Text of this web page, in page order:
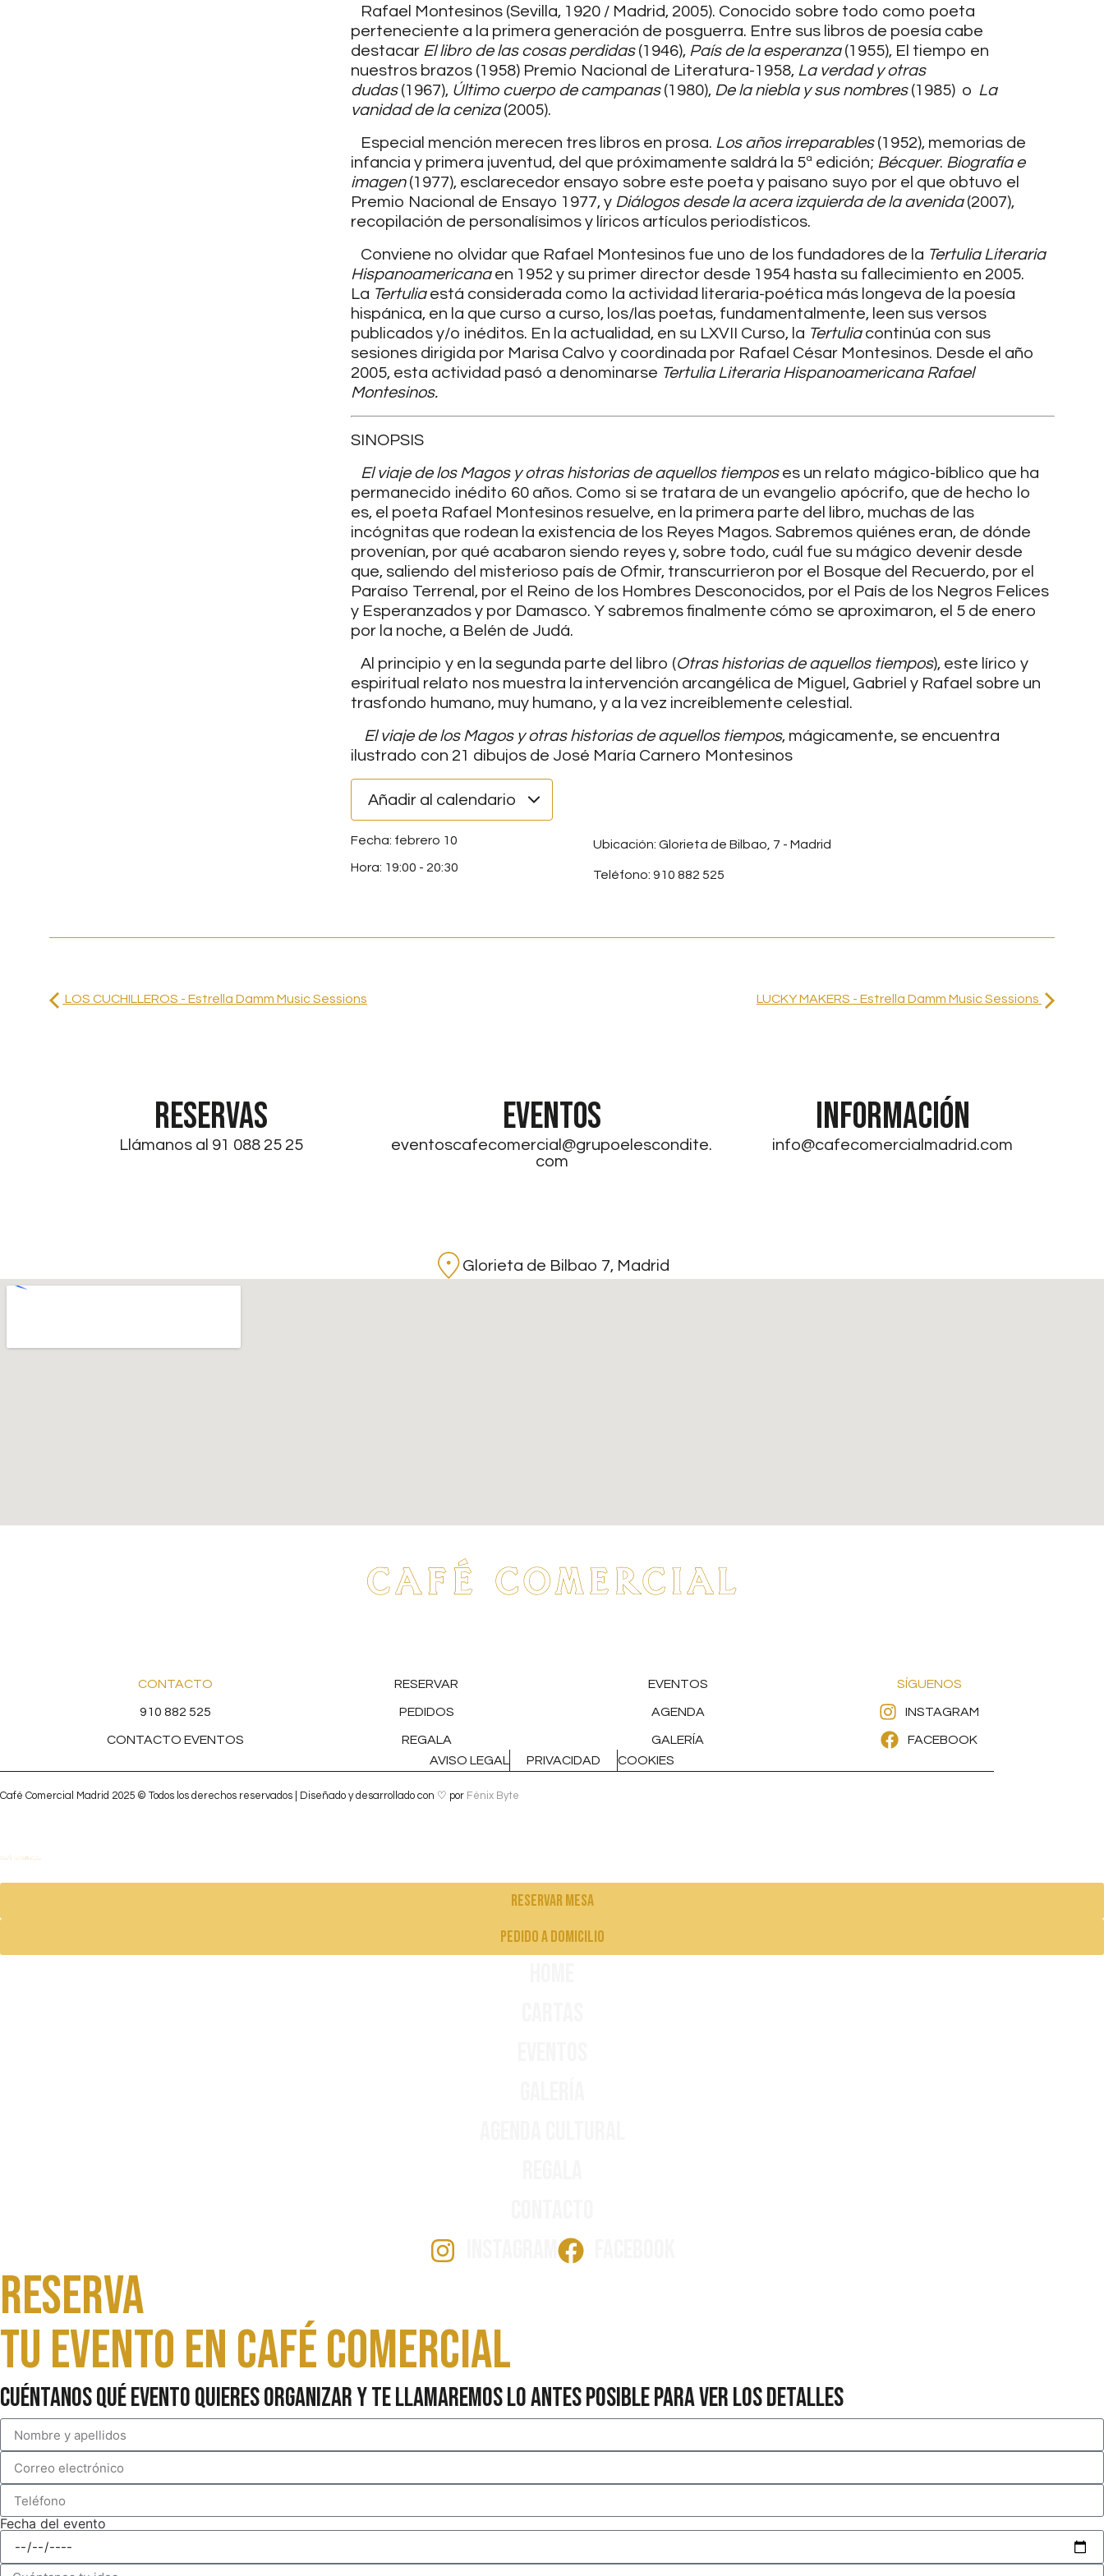
Rafael Montesinos (Sevilla, 1920 / Madrid, 2005). Conocido sobre todo como poeta
perteneciente a la primera generación de posguerra. Entre sus libros de poesía cabe
destacar El libro de las cosas perdidas(1946), País de la esperanza(1955), El tiempo en
nuestros brazos (1958) Premio Nacional de Literatura-1958, La verdad y otras
dudas(1967), Último cuerpo de campanas(1980), De la niebla y sus nombres (1985) o La
vanidad de la ceniza(2005).
Especial mención merecen tres libros en prosa. Los años irreparables(1952), memorias de
infancia y primera juventud, del que próximamente saldrá la 5ª edición; Bécquer. Biografía e
imagen(1977), esclarecedor ensayo sobre este poeta y paisano suyo por el que obtuvo el
Premio Nacional de Ensayo 1977, y Diálogos desde la acera izquierda de la avenida(2007),
recopilación de personalísimos y líricos artículos periodísticos.
Conviene no olvidar que Rafael Montesinos fue uno de los fundadores de la Tertulia Literaria
Hispanoamericana en 1952 y su primer director desde 1954 hasta su fallecimiento en 2005.
La Tertuliaestá considerada como la actividad literaria-poética más longeva de la poesía
hispánica, en la que curso a curso, los/las poetas, fundamentalmente, leen sus versos
publicados y/o inéditos. En la actualidad, en su LXVII Curso, la Tertuliacontinúa con sus
sesiones dirigida por Marisa Calvo y coordinada por Rafael César Montesinos. Desde el año
2005, esta actividad pasó a denominarse Tertulia Literaria Hispanoamericana Rafael
Montesinos.
SINOPSIS
El viaje de los Magos y otras historias de aquellos tiempos es un relato mágico-bíblico que ha
permanecido inédito 60 años. Como si se tratara de un evangelio apócrifo, que de hecho lo
es, el poeta Rafael Montesinos resuelve, en la primera parte del libro, muchas de las
incógnitas que rodean la existencia de los Reyes Magos. Sabremos quiénes eran, de dónde
provenían, por qué acabaron siendo reyes y, sobre todo, cuál fue su mágico devenir desde
que, saliendo del misterioso país de Ofmir, transcurrieron por el Bosque del Recuerdo, por el
Paraíso Terrenal, por el Reino de los Hombres Desconocidos, por el País de los Negros Felices
y Esperanzados y por Damasco. Y sabremos finalmente cómo se aproximaron, el 5 de enero
por la noche, a Belén de Judá.
Al principio y en la segunda parte del libro (Otras historias de aquellos tiempos), este lírico y
espiritual relato nos muestra la intervención arcangélica de Miguel, Gabriel y Rafael sobre un
trasfondo humano, muy humano, y a la vez increíblemente celestial.
El viaje de los Magos y otras historias de aquellos tiempos, mágicamente, se encuentra
ilustrado con 21 dibujos de José María Carnero Montesinos
Añadir al calendario
febrero 10
19:00 - 20:30
Ubicación: Glorieta de Bilbao, 7 - Madrid
Teléfono: 910 882 525
LOS CUCHILLEROS - Estrella Damm Music Sessions LUCKY MAKERS - Estrella Damm Music Sessions
RESERVAS
Llámanos al 91 088 25 25
EVENTOS
eventoscafecomercial@grupoelescondite.
com
INFORMACIÓN
info@cafecomercialmadrid.com
Glorieta de Bilbao 7, Madrid
CONTACTO
910 882 525
CONTACTO EVENTOS
RESERVAR
PEDIDOS
REGALA
EVENTOS
AGENDA
GALERÍA
SÍGUENOS
INSTAGRAM
FACEBOOK
AVISO LEGAL
PRIVACIDAD COOKIES
Café Comercial Madrid 2025 © Todos los derechos reservados | Diseñado y desarrollado con ♡ por Fénix Byte
Reservar mesa
pedido a domicilio
Reserva
Tu evento en Café comercial
Cuéntanos qué evento quieres organizar y te llamaremos lo antes posible para ver los detalles
Fecha del evento